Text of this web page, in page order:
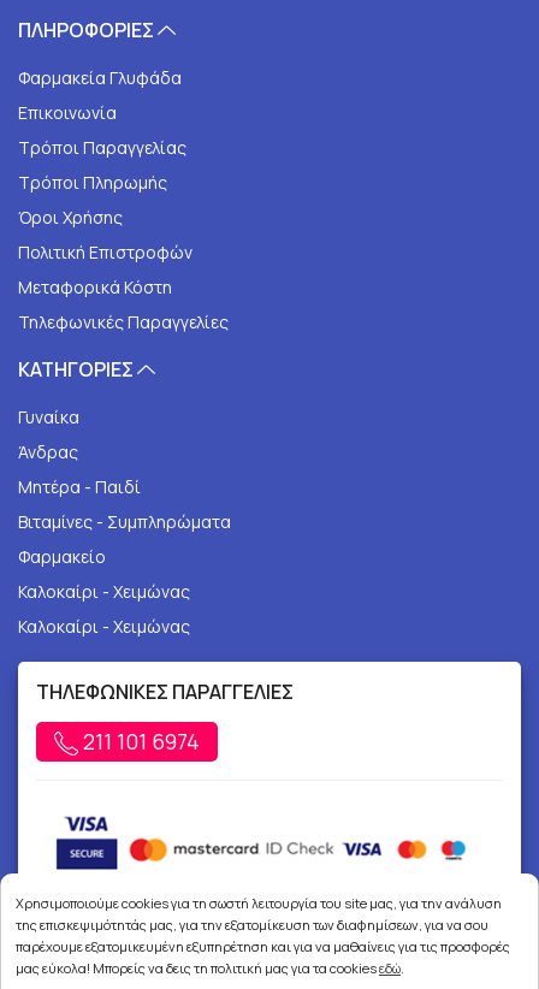
ΠΛΗΡΟΦΟΡΙΕΣ
Φαρμακεία Γλυφάδα
Επικοινωνία
Τρόποι Παραγγελίας
Τρόποι Πληρωμής
Όροι Χρήσης
Πολιτική Επιστροφών
Μεταφορικά Κόστη
Τηλεφωνικές Παραγγελίες
ΚΑΤΗΓΟΡΙΕΣ
Γυναίκα
Άνδρας
Μητέρα - Παιδί
Βιταμίνες - Συμπληρώματα
Φαρμακείο
Καλοκαίρι - Χειμώνας
Καλοκαίρι - Χειμώνας
ΤΗΛΕΦΩΝΙΚΕΣ ΠΑΡΑΓΓΕΛΙΕΣ
211 101 6974
Χρησιμοποιούμε cookies για τη σωστή λειτουργία του site μας, για την ανάλυση
της επισκεψιμότητάς μας, για την εξατομίκευση των διαφημίσεων, για να σου
παρέχουμε εξατομικευμένη εξυπηρέτηση και για να μαθαίνεις για τις προσφορές
μας εύκολα! Μπορείς να δεις τη πολιτική μας για τα cookiesεδώ.